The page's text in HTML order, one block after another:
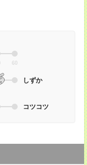
60
しずか
コツコツ